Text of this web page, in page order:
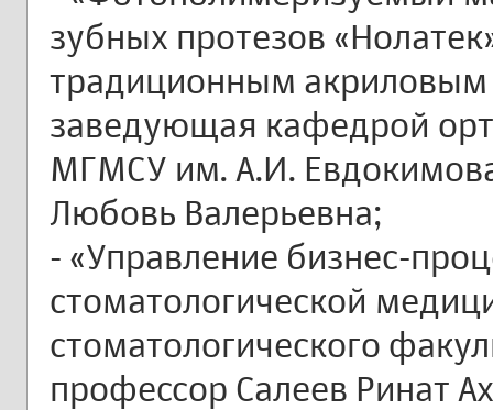
зубных протезов
традиционным акриловым
заведующая кафедрой
МГМСУ им. А.И.
Любовь Валерьевна;
- «Управление бизнес-
стоматологической
стоматологического
профессор Салеев Ринат